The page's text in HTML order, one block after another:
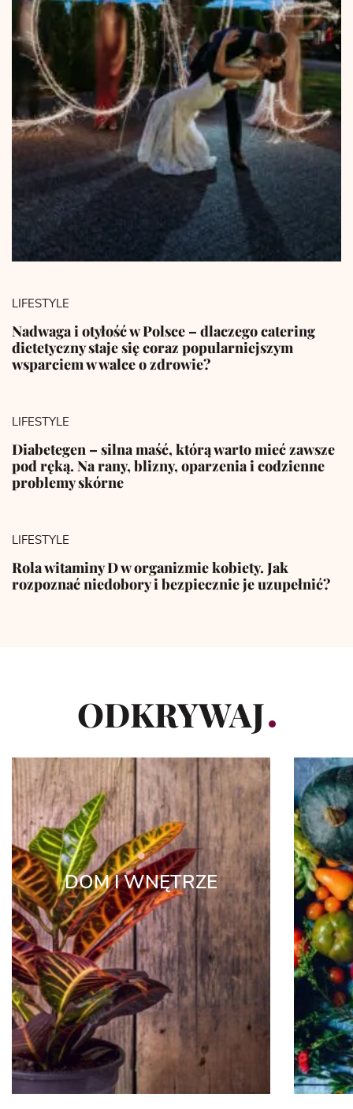
LIFESTYLE
Nadwaga i otyłość w Polsce – dlaczego catering
dietetyczny staje się coraz popularniejszym
wsparciem w walce o zdrowie?
LIFESTYLE
Diabetegen – silna maść, którą warto mieć zawsze
pod ręką. Na rany, blizny, oparzenia i codzienne
problemy skórne
LIFESTYLE
Rola witaminy D w organizmie kobiety. Jak
rozpoznać niedobory i bezpiecznie je uzupełnić?
ODKRYWAJ
DOM I WNĘTRZE